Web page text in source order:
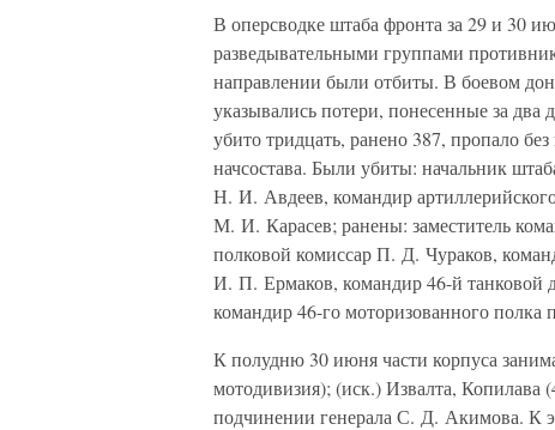
В оперсводке штаба фронта за 29 и 30
разведывательными группами
направлении были отбиты. В боевом
указывались потери, понесенные за два
убито тридцать, ранено 387, пропало
начсостава. Были убиты: начальник
Н. И. Авдеев, командир
М. И. Карасев; ранены: заместитель
полковой комиссар П. Д. Чураков,
И. П. Ермаков, командир 46-й танковой
командир 46-го моторизованного
К полудню 30 июня части корпуса
мотодивизия); (иск.) Извалта, Копилава
подчинении генерала С. Д. Акимова. К